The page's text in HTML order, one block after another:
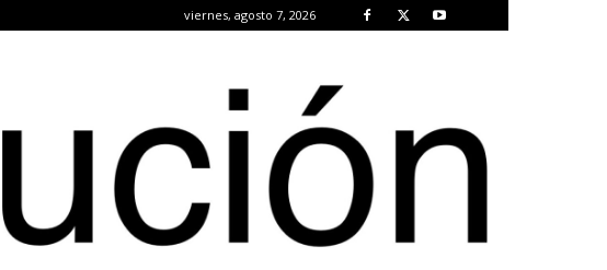
viernes, agosto 7, 2026